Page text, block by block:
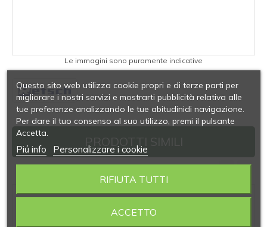
Le immagini sono puramente indicative
PRODOTTI SIMILI
Questo sito web utilizza cookie propri e di terze parti per
migliorare i nostri servizi e mostrarti pubblicità relativa alle
tue preferenze analizzando le tue abitudinidi navigazione.
Per dare il tuo consenso al suo utilizzo, premi il pulsante
Accetta.
Piú info Personalizzare i cookie
RIFIUTA TUTTI
ACCETTO